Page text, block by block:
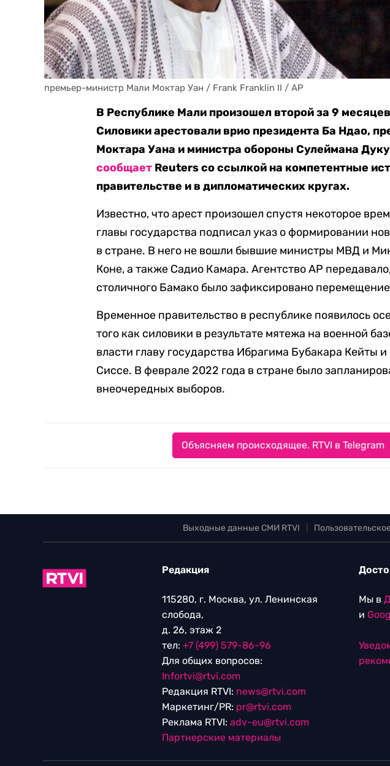
премьер-министр Мали Моктар Уан / Frank Franklin II / AP
В Республике Мали произошел второй за 9
Силовики арестовали врио президента Ба Ндао,
Моктара Уана и министра обороны Сулеймана
сообщает Reuters со ссылкой на компетентные
правительстве и в дипломатических кругах.
Известно, что арест произошел спустя некоторое
главы государства подписал указ о формировании
в стране. В него не вошли бывшие министры МВД и
Коне, а также Садио Камара. Агентство AP
столичного Бамако было зафиксировано
Временное правительство в республике появилось
того как силовики в результате мятежа на военной
власти главу государства Ибрагима Бубакара Кейты
Сиссе. В феврале 2022 года в стране было
внеочередных выборов.
Объясняем происходящее. RTVI в Telegram
Выходные данные СМИ RTVI
Редакция
115280, г. Москва, ул. Ленинская
слобода,
д. 26, этаж 2
тел: +7 (499) 579-86-96
Для общих вопросов:
Infortvi@rtvi.com
Редакция RTVI: news@rtvi.com
Маркетинг/PR: pr@rtvi.com
Реклама RTVI: adv-eu@rtvi.com
Партнерские материалы
Мы в
и